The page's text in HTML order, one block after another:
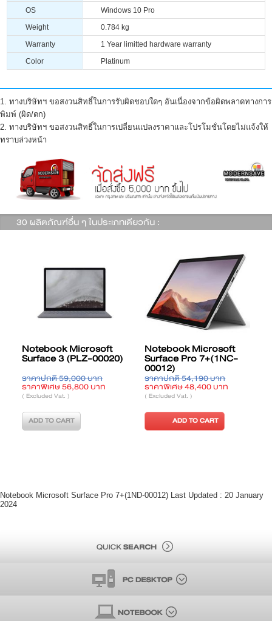
OS Windows 10 Pro
Weight 0.784 kg
Warranty 1 Year limitted hardware warranty
Color Platinum
1. ทางบริษัทฯ ขอสงวนสิทธิ์ในการรับผิดชอบใดๆ อันเนื่องจากข้อผิดพลาดทางการ
พิมพ์ (ผิด/ตก)
2. ทางบริษัทฯ ขอสงวนสิทธิ์ในการเปลี่ยนแปลงราคาและโปรโมชั่นโดยไม่แจ้งให้
ทราบล่วงหน้า
30 ผลิตภัณฑ์อื่น ๆ ในประเภทเดียวกัน :
Notebook Microsoft
Surface 3 (PLZ-00020)
ราคาปกติ 59,000 บาท
ราคาพิเศษ 56,800 บาท
( Excluded Vat. )
ADD TO CART
Notebook Microsoft
Surface Pro 7+(1NC-
00012)
ราคาปกติ 54,190 บาท
ราคาพิเศษ 48,400 บาท
( Excluded Vat. )
ADD TO CART
Notebook Microsoft Surface Pro 7+(1ND-00012) Last Updated : 20 January
2024